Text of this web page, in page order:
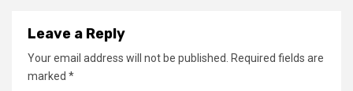
Leave a Reply
Your email address will not be published. Required fields are
marked *